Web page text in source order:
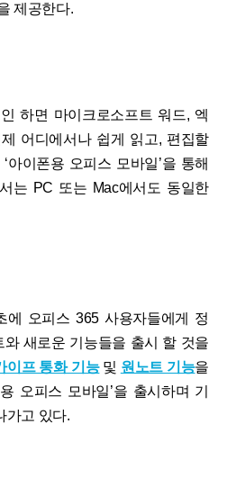
제공한다.
하면 마이크로소프트 워드, 엑
어디에서나 쉽게 읽고, 편집할
아이폰용 오피스 모바일’을 통해
는 PC 또는 Mac에서도 동일한
에 오피스 365 사용자들에게 정
새로운 기능들을 출시 할 것을
이프 통화 기능및 원노트 기능을
오피스 모바일’을 출시하며 기
가고 있다.